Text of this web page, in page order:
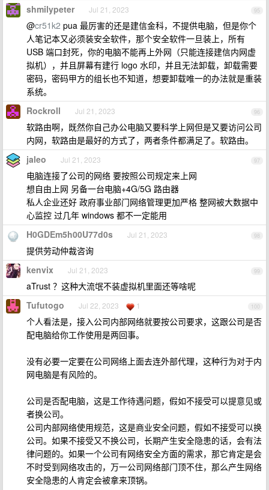
95
shmilypeter Jul 21, 2023
@cr51k2 pua 最厉害的还是建信金科，不提供电脑，但是你个
人笔记本又必须装安全软件，那个安全软件一旦装上，所有
USB 端口封死，你的电脑不能再上外网（只能连接建信内网虚
拟机），并且屏幕有建行 logo 水印，并且无法卸载，卸载需要
密码，密码甲方的组长也不知道，想要卸载唯一的办法就是重装
系统。
96
Rockroll Jul 21, 2023
软路由啊，既然你自己办公电脑又要科学上网但是又要访问公司
内网，软路由是最好的方式了，两者条件都满足了。软路由。
97
jaleo Jul 21, 2023
电脑连接了公司的网络 要按照公司规定来上网
想自由上网 另备一台电脑+4G/5G 路由器
私人企业还好 政府事业部门网络管理更加严格 整网被大数据中
心监控 过几年 windows 都不一定能用
98
H0GDEm5h00U77d0s Jul 21, 2023
提供劳动仲裁咨询
99
kenvix Jul 21, 2023
aTrust ？这种大流氓不装虚拟机里面还等啥呢
100
Tufutogo Jul 22, 2023 1
个人看法是，接入公司内部网络就要按公司要求，这跟公司是否
配电脑给你工作使用是两回事。
没有必要一定要在公司网络上面去连外部代理，这种行为对于内
网电脑是有风险的。
公司是否配电脑，这是工作待遇问题，假如不接受可以提意见或
者换公司。
公司内部网络使用规范，这是商业安全问题，假如不接受可以换
公司。如果不接受又不换公司，长期产生安全隐患的话，会有法
律问题的。如果一个公司有网络安全方面的需求，那它肯定是会
不时受到网络攻击的，万一公司网络部门顶不住，那么产生网络
安全隐患的人肯定会被拿来顶锅。